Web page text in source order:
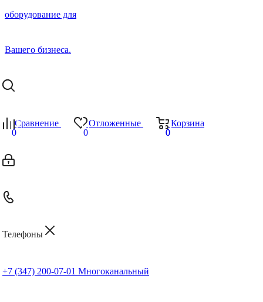
Сравнение
0
Отложенные
0
Корзина
0
0
Телефоны
+7 (347) 200-07-01 Многоканальный